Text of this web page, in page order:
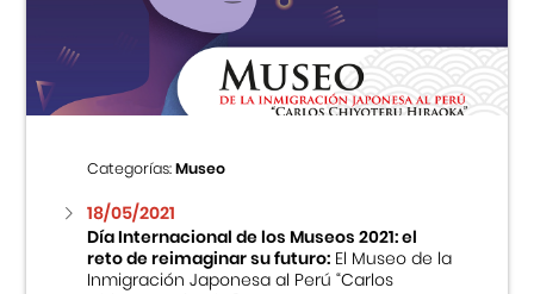
Centro Cultural Peruano Japonés
Cursos
Museo de la Inmigración Japonesa
Fondo Editorial
Teatro Peruano Japonés
Categorías:Museo
18/05/2021
Día Internacional de los Museos 2021: el
reto de reimaginar su futuro:El Museo de la
Inmigración Japonesa al Perú “Carlos